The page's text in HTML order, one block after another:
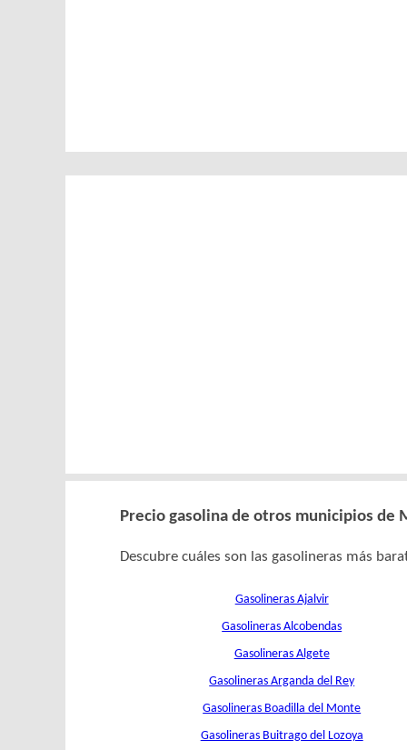
Precio gasolina de otros municipios de
Descubre cuáles son las gasolineras más
Gasolineras Ajalvir
Gasolineras Alcobendas
Gasolineras Algete
Gasolineras Arganda del Rey
Gasolineras Boadilla del Monte
Gasolineras Buitrago del Lozoya